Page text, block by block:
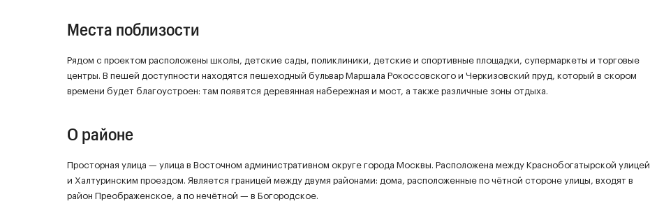
Места поблизости
Рядом с проектом расположены школы, детские сады, поликлиники, детские и спортивные площадки, супермаркеты и торговые
центры. В пешей доступности находятся пешеходный бульвар Маршала Рокоссовского и Черкизовский пруд, который в скором
времени будет благоустроен: там появятся деревянная набережная и мост, а также различные зоны отдыха.
О районе
Просторная улица — улица в Восточном административном округе города Москвы. Расположена между Краснобогатырской улицей
и Халтуринским проездом. Является границей между двумя районами: дома, расположенные по чётной стороне улицы, входят в
район Преображенское, а по нечётной — в Богородское.